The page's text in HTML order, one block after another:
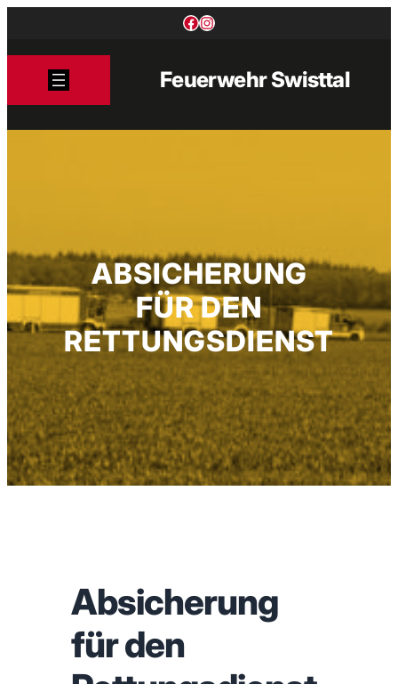
Facebook
Instagram
Feuerwehr Swisttal
ABSICHERUNG
FÜR DEN
RETTUNGSDIENST
Absicherung
für den